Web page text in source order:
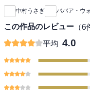
中村うさぎ ババア・ウ
この作品のレビュー （6
平均 4.0